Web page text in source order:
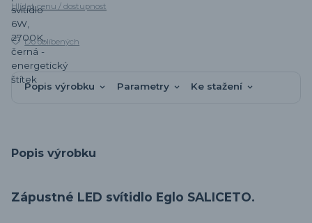
Hlídat cenu / dostupnost
Do oblíbených
Popis výrobku Parametry Ke stažení
Popis výrobku
Zápustné LED svítidlo Eglo SALICETO.